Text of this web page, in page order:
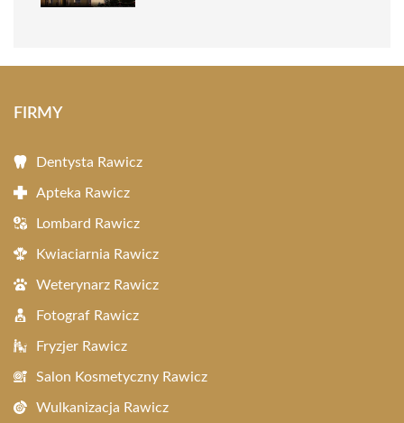
FIRMY
Dentysta Rawicz
Apteka Rawicz
Lombard Rawicz
Kwiaciarnia Rawicz
Weterynarz Rawicz
Fotograf Rawicz
Fryzjer Rawicz
Salon Kosmetyczny Rawicz
Wulkanizacja Rawicz